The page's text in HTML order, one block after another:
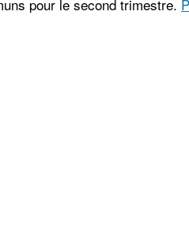
pour le second trimestre.